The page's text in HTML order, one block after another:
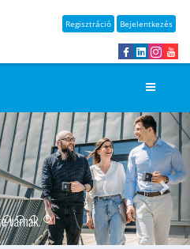
Regisztráció Bejelentkezés